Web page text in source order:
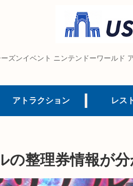
ズンイベント ニンテンドーワールド
アトラクション レス
の整理券情報が